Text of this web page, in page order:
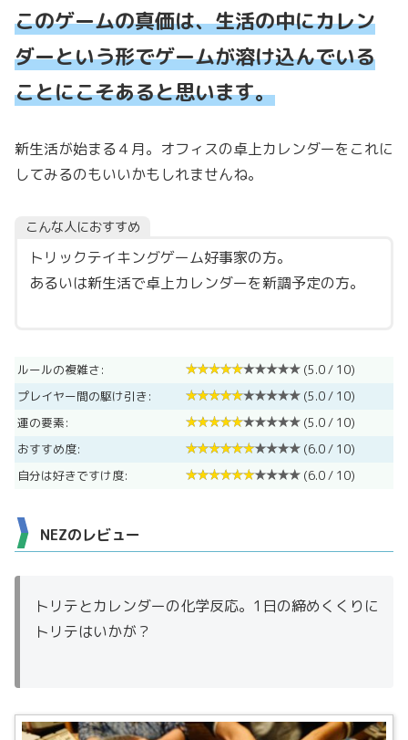
このゲームの真価は、生活の中にカレン
ダーという形でゲームが溶け込んでいる
ことにこそあると思います。
新生活が始まる４月。オフィスの卓上カレンダーをこれに
してみるのもいいかもしれませんね。
こんな人におすすめ
トリックテイキングゲーム好事家の方。
あるいは新生活で卓上カレンダーを新調予定の方。
ルールの複雑さ:
(5.0 / 10)
プレイヤー間の駆け引き:
(5.0 / 10)
運の要素:
(5.0 / 10)
おすすめ度:
(6.0 / 10)
自分は好きですけ度:
(6.0 / 10)
NEZのレビュー
トリテとカレンダーの化学反応。1日の締めくくりに
トリテはいかが？